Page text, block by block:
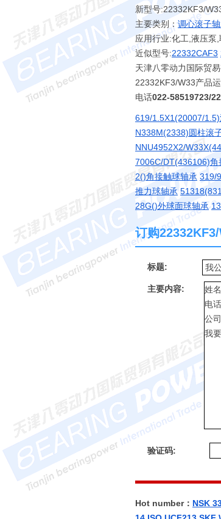
新型号:22332KF3/
主要类别：调心滚子
应用行业:化工,液压泵
近似型号:22332CAF3
天津八零动力国际贸
22332KF3/W33产品
电话022-58519723/
619/1.5X1(20007/
N338M(2338)圆柱滚
NNU4952X2/
7006C/DT(436106)角
2()角接触球轴承 319/
推力球轴承
28G()外球面球轴承
订购
标题:
主要内容:
验证码:
Hot number： NSK